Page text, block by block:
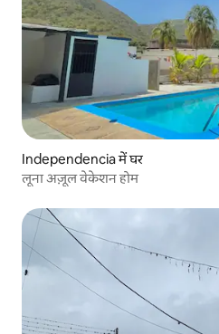
Independencia में घर
लूना अज़ूल वेकेशन होम